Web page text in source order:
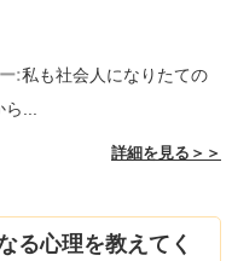
必ずまた誰かに奪わ
ると確信を持つよう
。その時に、お付き合
:私も社会人になりたての
ら...
詳細を見る＞＞
る心理を教えてく